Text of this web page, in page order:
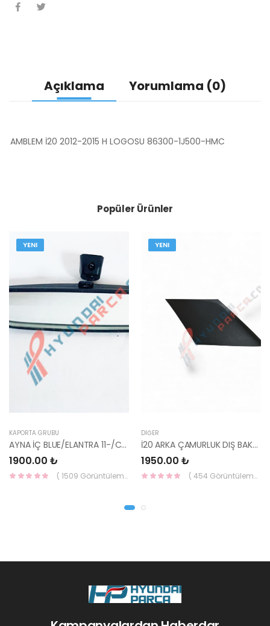
Açıklama Yorumlama (0)
AMBLEM İ20 2012-2015 H LOGOSU 86300-1J500-HMC
Popüler Ürünler
YENI
KAPORTA GRUBU
AYNA İÇ BLUE/ELANTRA 11-/CEED 10-/RİO 12-/SPORTAGE 11- 85101-3X100-HMC
1900.00 ₺
( 1509 Görüntüleme )
YENI
DIĞER
İ20 ARKA ÇAMURLUK DIŞ BAKALİTİ SOL 2015- ( PARLAK SİYAH ) 87360-C8000-YS
1950.00 ₺
( 454 Görüntüleme )